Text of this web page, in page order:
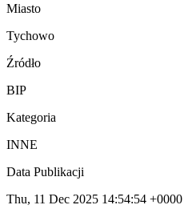
Miasto
Tychowo
Źródło
BIP
Kategoria
INNE
Data Publikacji
Thu, 11 Dec 2025 14:54:54 +0000